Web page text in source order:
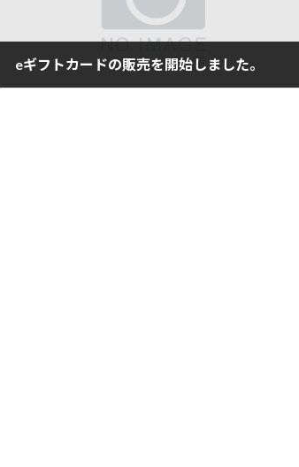
eギフトカードの販売を開始しました。